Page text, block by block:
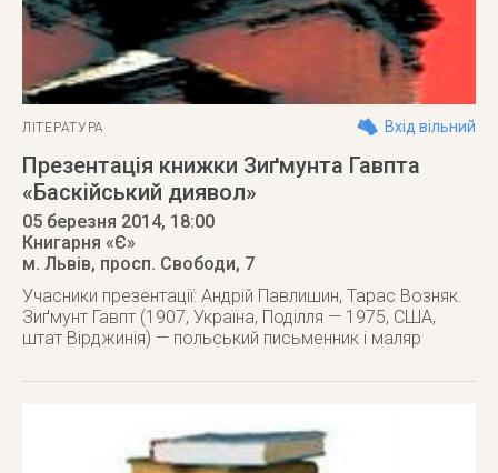
ЛІТЕРАТУРА Вхід вільний
Презентація книжки Зиґмунта Гавпта
«Баскійський диявол»
05 березня 2014, 18:00
Книгарня «Є»
м. Львів, просп. Свободи, 7
Учасники презентації: Андрій Павлишин, Тарас Возняк.
Зиґмунт Гавпт (1907, Україна, Поділля — 1975, США,
штат Вірджинія) — польський письменник і маляр